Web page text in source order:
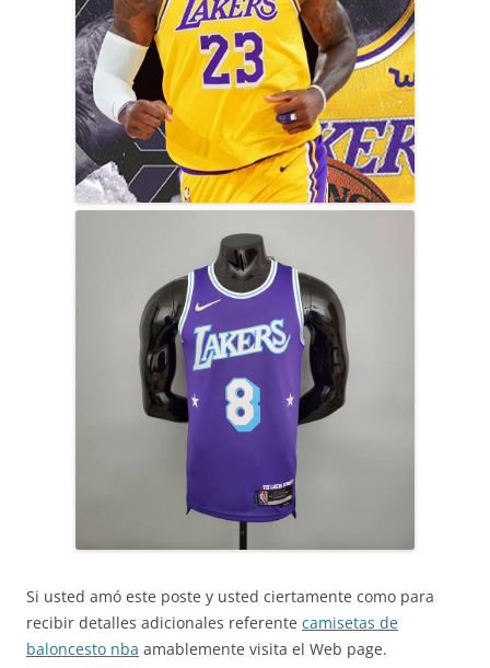
Si usted amó este poste y usted ciertamente como para
recibir detalles adicionales referente camisetas de
baloncesto nba amablemente visita el Web page.